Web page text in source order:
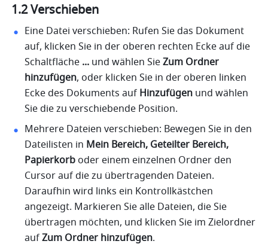
1.2 Verschieben
Eine Datei verschieben: Rufen Sie das Dokument
auf, klicken Sie in der oberen rechten Ecke auf die
Schaltfläche ... und wählen Sie Zum Ordner
hinzufügen, oder klicken Sie in der oberen linken
Ecke des Dokuments auf Hinzufügen und wählen
Sie die zu verschiebende Position.
Mehrere Dateien verschieben: Bewegen Sie in den
Dateilisten in Mein Bereich, Geteilter Bereich,
Papierkorb oder einem einzelnen Ordner den
Cursor auf die zu übertragenden Dateien.
Daraufhin wird links ein Kontrollkästchen
angezeigt. Markieren Sie alle Dateien, die Sie
übertragen möchten, und klicken Sie im Zielordner
auf Zum Ordner hinzufügen.